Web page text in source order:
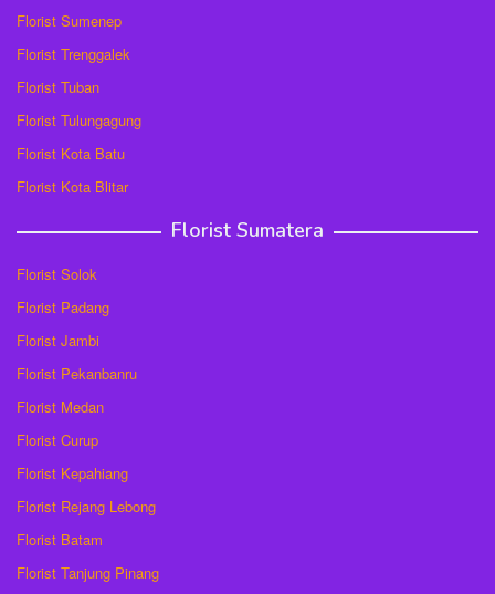
Florist Sumenep
Florist Trenggalek
Florist Tuban
Florist Tulungagung
Florist Kota Batu
Florist Kota Blitar
Florist Sumatera
Florist Solok
Florist Padang
Florist Jambi
Florist Pekanbanru
Florist Medan
Florist Curup
Florist Kepahiang
Florist Rejang Lebong
Florist Batam
Florist Tanjung Pinang